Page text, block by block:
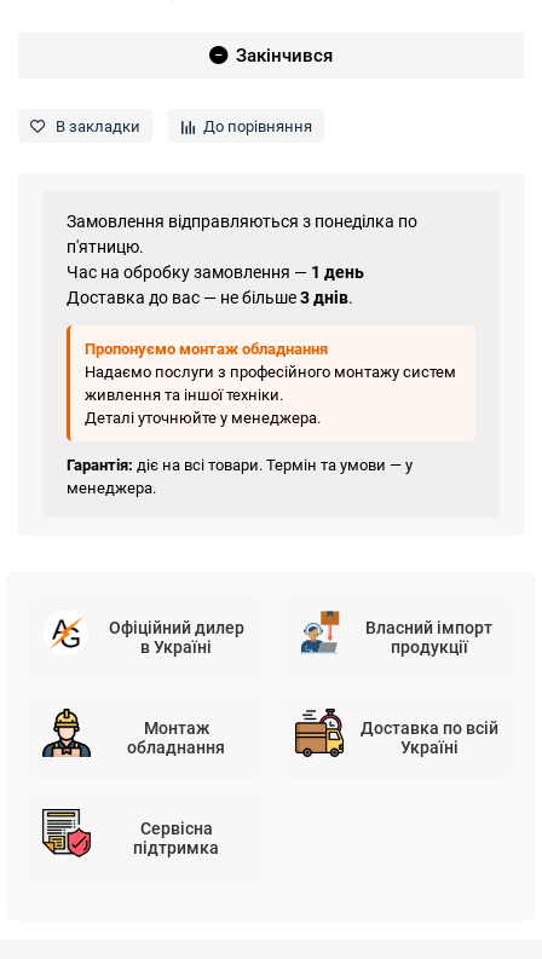
Закінчився
В закладки До порівняння
Замовлення відправляються з понеділка по
п'ятницю.
Час на обробку замовлення — 1 день
Доставка до вас — не більше3 днів.
Пропонуємо монтаж обладнання
Надаємо послуги з професійного монтажу систем
живлення та іншої техніки.
Деталі уточнюйте у менеджера.
Гарантія: діє на всі товари. Термін та умови — у
менеджера.
Офіційний дилер
в Україні
Власний імпорт
продукції
Монтаж
обладнання
Доставка по всій
Україні
Сервісна
підтримка